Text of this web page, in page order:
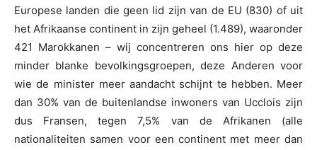
Europese landen die geen lid zijn van de EU (830) of uit
het Afrikaanse continent in zijn geheel (1.489), waaronder
421 Marokkanen – wij concentreren ons hier op deze
minder blanke bevolkingsgroepen, deze Anderen voor
wie de minister meer aandacht schijnt te hebben. Meer
dan 30% van de buitenlandse inwoners van Ucclois zijn
dus Fransen, tegen 7,5% van de Afrikanen (alle
nationaliteiten samen voor een continent met meer dan